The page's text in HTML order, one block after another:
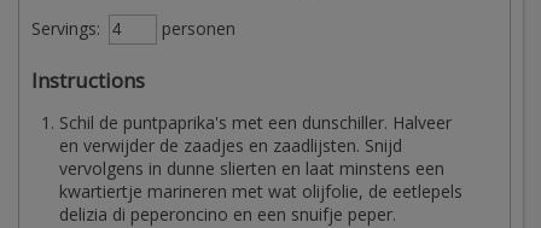
Servings: personen
Instructions
Schil de puntpaprika's met een dunschiller. Halveer
en verwijder de zaadjes en zaadlijsten. Snijd
vervolgens in dunne slierten en laat minstens een
kwartiertje marineren met wat olijfolie, de eetlepels
delizia di peperoncino en een snuifje peper.